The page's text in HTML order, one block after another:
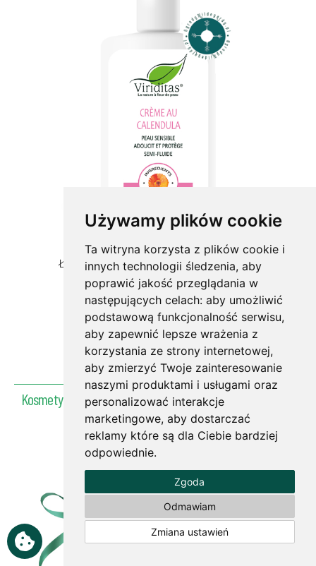
Używamy plików cookie
Ta witryna korzysta z plików cookie i
innych technologii śledzenia, aby
poprawić jakość przeglądania w
następujących celach: aby umożliwić
podstawową funkcjonalność serwisu,
aby zapewnić lepsze wrażenia z
korzystania ze strony internetowej,
aby zmierzyć Twoje zainteresowanie
naszymi produktami i usługami oraz
personalizować interakcje
marketingowe, aby dostarczać
reklamy które są dla Ciebie bardziej
odpowiednie.
Zgoda
Odmawiam
Zmiana ustawień
Łagodzący krem nagietkowy Viriditas125ml
187.00zł
( 1 Opinie )
Powrót do góry
Kosmetyki Wg Receptury Św. Hildegardy